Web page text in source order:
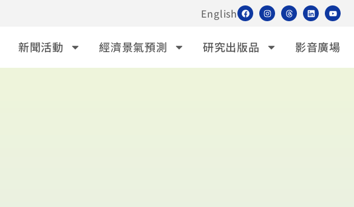
English
新聞活動 經濟景氣預測 研究出版品 影音廣場